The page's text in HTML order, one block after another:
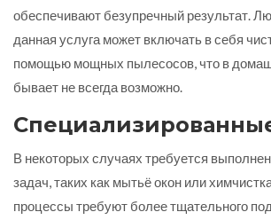
обеспечивают безупречный результат.
данная услуга может включать в себя
помощью мощных пылесосов, что в
бывает не всегда возможно.
В некоторых случаях требуется
задач, таких как мытьё окон или
процессы требуют более тщательного